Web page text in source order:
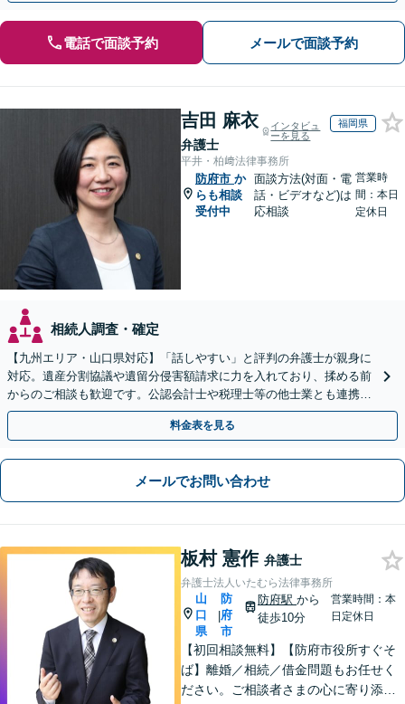
電話で面談予約 メールで面談予約
吉田 麻衣
弁護士
インタビュ
ーを見る
福岡県
平井・柏﨑法律事務所
防府市 か
らも相談
受付中
面談方法(対面・電
話・ビデオなど)は
応相談
営業時
間：本日
定休日
相続人調査・確定
【九州エリア・山口県対応】「話しやすい」と評判の弁護士が親身に
対応。遺産分割協議や遺留分侵害額請求に力を入れており、揉める前
からのご相談も歓迎です。公認会計士や税理士等の他士業とも連携
し、円満な解決を全力でサポートいたします。
料金表を見る
メールでお問い合わせ
板村 憲作 弁護士
弁護士法人いたむら法律事務所
山
口
県
|
防
府
市
防府駅 から
徒歩10分
営業時間：本
日定休日
【初回相談無料】【防府市役所すぐそ
ば】離婚／相続／借金問題もお任せく
ださい。ご相談者さまの心に寄り添っ